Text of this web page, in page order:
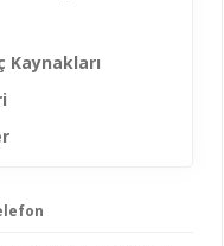
Kaynakları